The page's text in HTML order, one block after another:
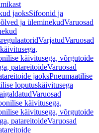
jaoksSifoonid ja
ja üleminekudVaruosad
VarjatudVaruosad
käivitusega, võrgutoide
patareitoideVaruosad
jaoksPneumaatilise
loputuskäivitusega
Varuosad
käivitusega,
käivitusega, võrgutoide
patareitoideVaruosad